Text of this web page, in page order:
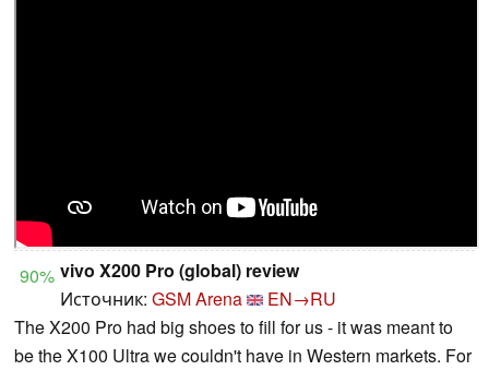
90% vivo X200 Pro (global) review
Источник: GSM Arena
EN→RU
The X200 Pro had big shoes to fill for us - it was meant to
be the X100 Ultra we couldn't have in Western markets. For